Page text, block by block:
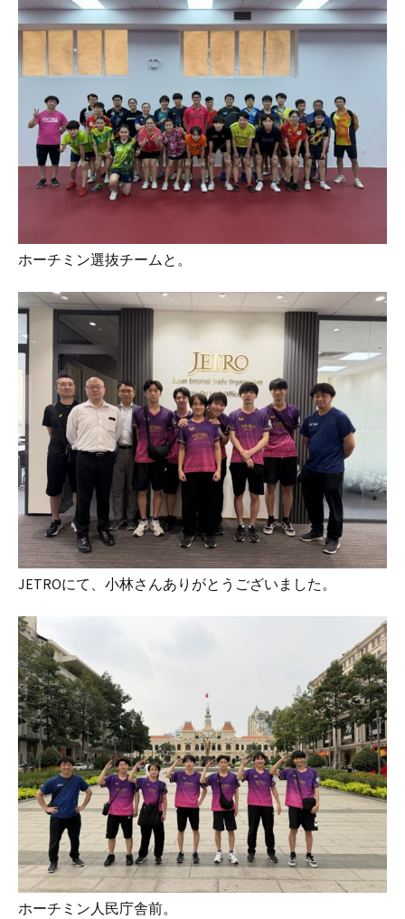
ホーチミン選抜チームと。
JETROにて、小林さんありがとうございました。
ホーチミン人民庁舎前。